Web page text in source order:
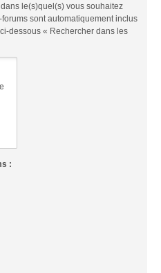
le(s)quel(s) vous souhaitez
sont automatiquement inclus
dessous « Rechercher dans les
: